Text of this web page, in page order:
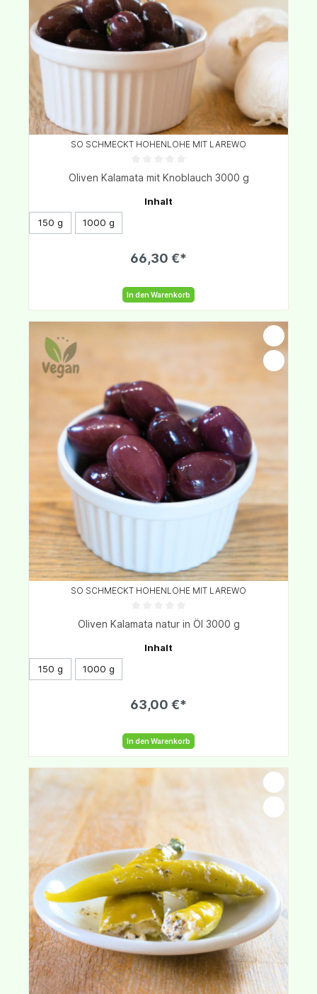
SO SCHMECKT HOHENLOHE MIT LAREWO
Oliven Kalamata mit Knoblauch 3000 g
Inhalt
150 g
1000 g
66,30 €*
In den Warenkorb
SO SCHMECKT HOHENLOHE MIT LAREWO
Oliven Kalamata natur in Öl 3000 g
Inhalt
150 g
1000 g
63,00 €*
In den Warenkorb